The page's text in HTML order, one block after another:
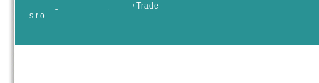
© All rights reserved, RYJO Trade
s.r.o.